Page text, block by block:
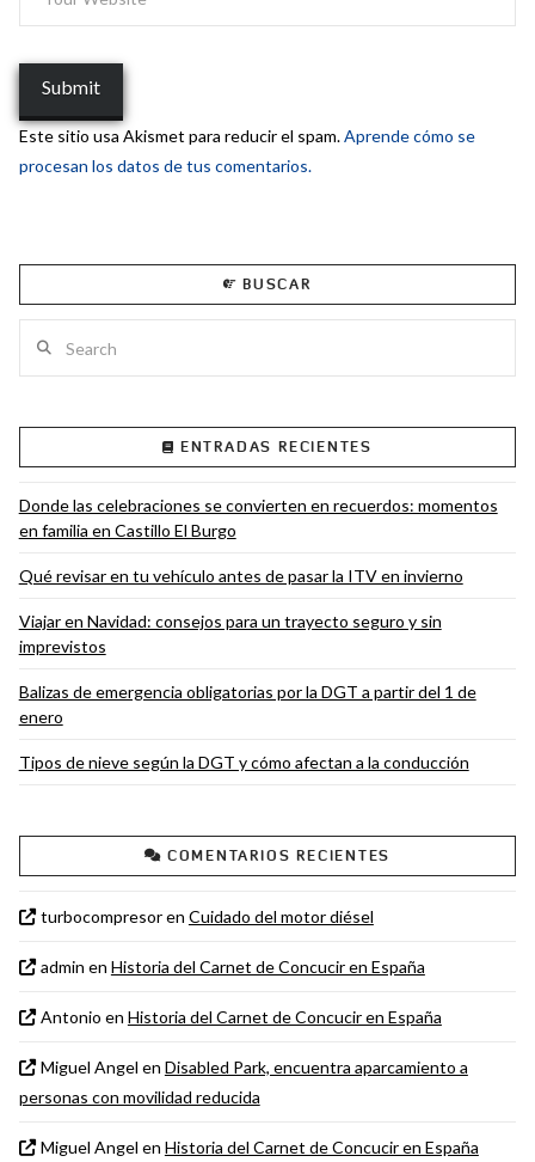
Este sitio usa Akismet para reducir el spam.Aprende cómo se
procesan los datos de tus comentarios.
BUSCAR
ENTRADAS RECIENTES
Donde las celebraciones se convierten en recuerdos: momentos
en familia en Castillo El Burgo
Qué revisar en tu vehículo antes de pasar la ITV en invierno
Viajar en Navidad: consejos para un trayecto seguro y sin
imprevistos
Balizas de emergencia obligatorias por la DGT a partir del 1 de
enero
Tipos de nieve según la DGT y cómo afectan a la conducción
COMENTARIOS RECIENTES
turbocompresoren Cuidado del motor diésel
admin en Historia del Carnet de Concucir en España
Antonio en Historia del Carnet de Concucir en España
Miguel Angel en Disabled Park, encuentra aparcamiento a
personas con movilidad reducida
Miguel Angel en Historia del Carnet de Concucir en España